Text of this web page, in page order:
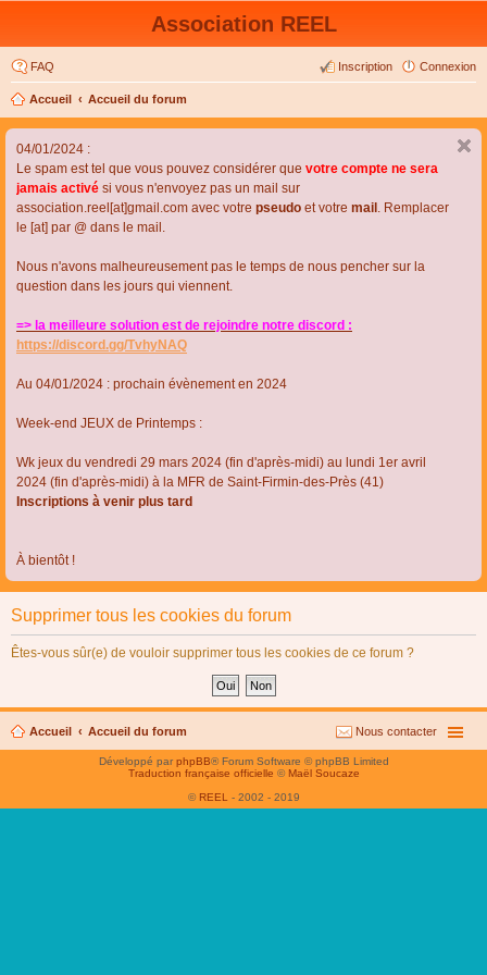
Association REEL
FAQ Connexion
Inscription
Accueil Accueil du forum
04/01/2024 :
Le spam est tel que vous pouvez considérer que votre compte ne sera
jamais activé si vous n'envoyez pas un mail sur
association.reel[at]gmail.com avec votre pseudo et votre mail . Remplacer
le [at] par @ dans le mail.
Nous n'avons malheureusement pas le temps de nous pencher sur la
question dans les jours qui viennent.
=> la meilleure solution est de rejoindre notre discord :
https://discord.gg/TvhyNAQ
Au 04/01/2024 : prochain évènement en 2024
Week-end JEUX de Printemps :
Wk jeux du vendredi 29 mars 2024 (fin d'après-midi) au lundi 1er avril
2024 (fin d'après-midi) à la MFR de Saint-Firmin-des-Près (41)
Inscriptions à venir plus tard
À bientôt !
Supprimer tous les cookies du forum
Êtes-vous sûr(e) de vouloir supprimer tous les cookies de ce forum ?
Accueil Accueil du forum Nous contacter
Développé parphpBB® Forum Software © phpBB Limited
Traduction française officielle © Maël Soucaze
© REEL - 2002 - 2019